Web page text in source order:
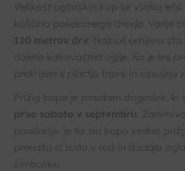
Velikost oglarskih kop se vsako leto
količino posekanega drevja. Vanje
120 metrov drv. Najbolj cenjena sta
dajeta kakovostno oglje. Ko je les
prekrijejo s plastjo trave in zasujejo
Prižig kopa je poseben dogodek, ki
prvo soboto v septembru.
poudarijo, je ta, da kopo vedno
prenaša iz roda v rod in dodaja
simboliko.